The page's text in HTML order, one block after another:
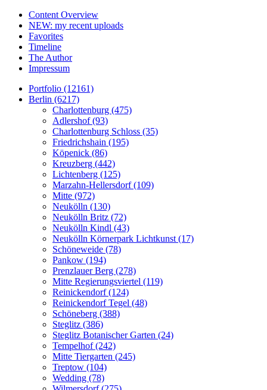
Content Overview
NEW: my recent uploads
Favorites
Timeline
The Author
Impressum
Portfolio (12161)
Berlin (6217)
Charlottenburg (475)
Adlershof (93)
Charlottenburg Schloss (35)
Friedrichshain (195)
Köpenick (86)
Kreuzberg (442)
Lichtenberg (125)
Marzahn-Hellersdorf (109)
Mitte (972)
Neukölln (130)
Neukölln Britz (72)
Neukölln Kindl (43)
Neukölln Körnerpark Lichtkunst (17)
Schöneweide (78)
Pankow (194)
Prenzlauer Berg (278)
Mitte Regierungsviertel (119)
Reinickendorf (124)
Reinickendorf Tegel (48)
Schöneberg (388)
Steglitz (386)
Steglitz Botanischer Garten (24)
Tempelhof (242)
Mitte Tiergarten (245)
Treptow (104)
Wedding (78)